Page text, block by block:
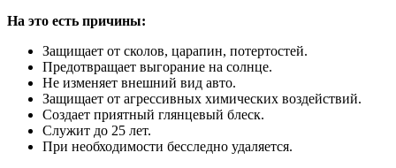
На это есть причины:
Защищает от сколов, царапин, потертостей.
Предотвращает выгорание на солнце.
Не изменяет внешний вид авто.
Защищает от агрессивных химических воздействий.
Создает приятный глянцевый блеск.
Служит до 25 лет.
При необходимости бесследно удаляется.